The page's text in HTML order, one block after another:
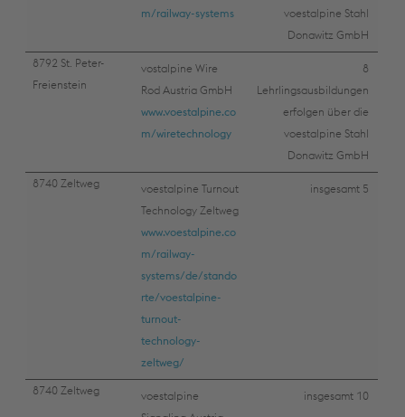
m/railway-systems
voestalpine Stahl
Donawitz GmbH
8792 St. Peter-
Freienstein
vostalpine Wire
Rod Austria GmbH
www.voestalpine.co
m/wiretechnology
8
Lehrlingsausbildungen
erfolgen über die
voestalpine Stahl
Donawitz GmbH
8740 Zeltweg
voestalpine Turnout
Technology Zeltweg
www.voestalpine.co
m/railway-
systems/de/stando
rte/voestalpine-
turnout-
technology-
zeltweg/
insgesamt 5
8740 Zeltweg
voestalpine
insgesamt 10